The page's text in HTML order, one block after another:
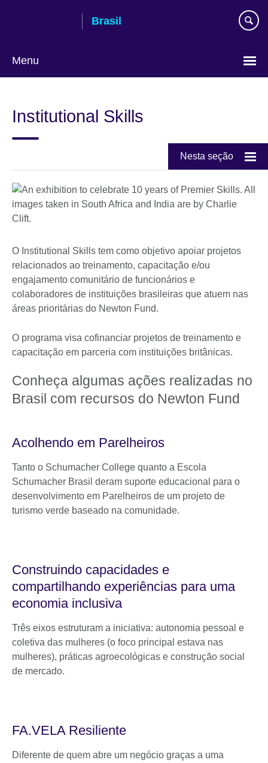
Brasil
Menu
language
Institutional Skills
Nesta seção
O Institutional Skills tem como objetivo apoiar projetos
relacionados ao treinamento, capacitação e/ou
engajamento comunitário de funcionários e
colaboradores de instituições brasileiras que atuem nas
áreas prioritárias do Newton Fund.
O programa visa cofinanciar projetos de treinamento e
capacitação em parceria com instituições britânicas.
Conheça algumas ações realizadas no
Brasil com recursos do Newton Fund
Acolhendo em Parelheiros
Tanto o Schumacher College quanto a Escola
Schumacher Brasil deram suporte educacional para o
desenvolvimento em Parelheiros de um projeto de
turismo verde baseado na comunidade.
Construindo capacidades e
compartilhando experiências para uma
economia inclusiva
Três eixos estruturam a iniciativa: autonomia pessoal e
coletiva das mulheres (o foco principal estava nas
mulheres), práticas agroecológicas e construção social
de mercado.
FA.VELA Resiliente
Diferente de quem abre um negócio graças a uma